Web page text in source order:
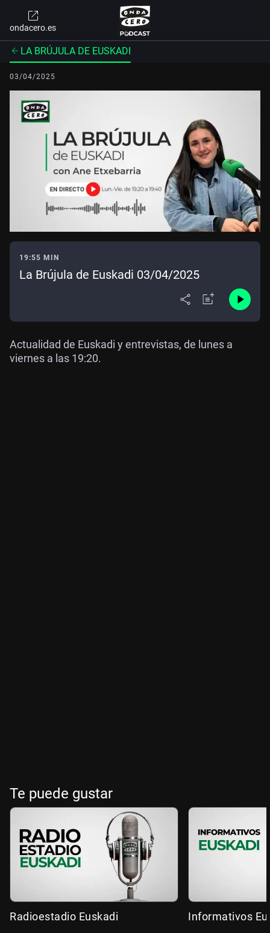
ondacero.es
LA BRÚJULA DE EUSKADI
03/04/2025
19:55 MIN
La Brújula de Euskadi 03/04/2025
Actualidad de Euskadi y entrevistas, de lunes a
viernes a las 19:20.
Te puede gustar
Radioestadio Euskadi Informativos